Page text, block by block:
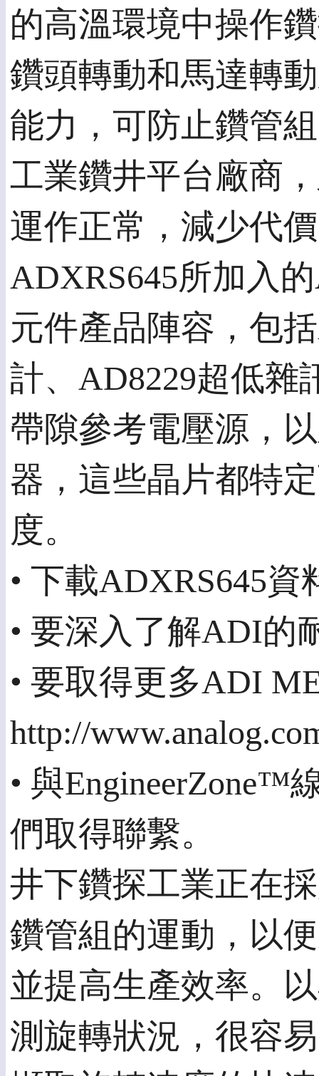
的高溫環境中操作
鑽頭轉動和馬達轉
能力，可防止鑽管
工業鑽井平台廠商
運作正常，減少代
ADXRS645所加入
元件產品陣容，包
計、AD8229超低雜
帶隙參考電壓源，
器，這些晶片都特
度。
• 下載ADXRS645
• 要深入了解ADI的
• 要取得更多ADI
http://
• 與EngineerZone™
們取得聯繫。
井下鑽探工業正在
鑽管組的運動，以
並提高生產效率。
測旋轉狀況，很容